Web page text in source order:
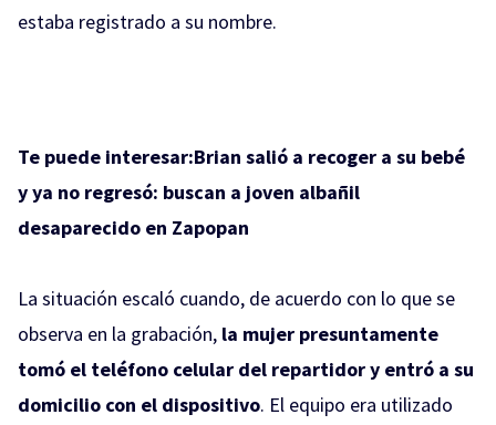
estaba registrado a su nombre.
Te puede interesar:Brian salió a recoger a su bebé
y ya no regresó: buscan a joven albañil
desaparecido en Zapopan
La situación escaló cuando, de acuerdo con lo que se
observa en la grabación, la mujer presuntamente
tomó el teléfono celular del repartidor y entró a su
domicilio con el dispositivo. El equipo era utilizado